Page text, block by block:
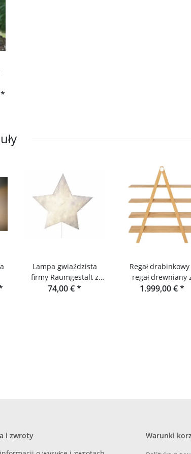
*
Lampa gwiaździsta
firmy Raumgestalt z
Schwarzwaldu
74,00 €*
Regał drabinkowy
regał drewniany
drewna dębowego
1.999,00 €*
i zwroty
Warunki